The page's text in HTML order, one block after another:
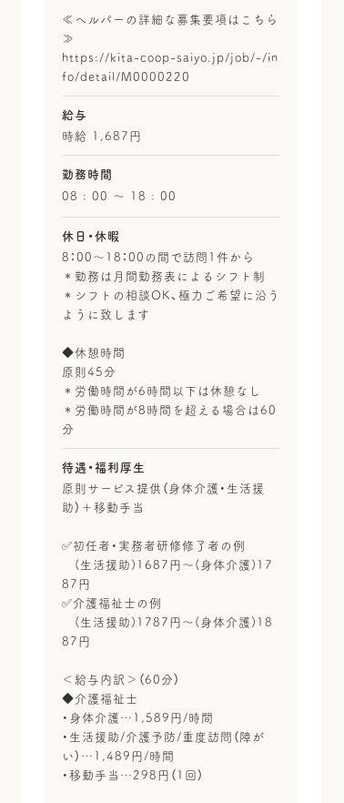
≪ヘルパーの詳細な募集要項はこちら
≫
https://kita-coop-saiyo.jp/job/-/in
fo/detail/M0000220
給与
時給 1,687円
勤務時間
08 : 00 〜 18 : 00
休日・休暇
8：00～18：00の間で訪問1件から
＊勤務は月間勤務表によるシフト制
＊シフトの相談OK、極力ご希望に沿う
ように致します
◆休憩時間
原則45分
＊労働時間が6時間以下は休憩なし
＊労働時間が8時間を超える場合は60
分
待遇・福利厚生
原則サービス提供（身体介護・生活援
助）＋移動手当
✅初任者・実務者研修修了者の例
(生活援助)1687円～(身体介護)17
87円
✅介護福祉士の例
(生活援助)1787円～(身体介護)18
87円
＜給与内訳＞（60分）
◆介護福祉士
・身体介護…1,589円/時間
・生活援助/介護予防/重度訪問（障が
い）…1,489円/時間
・移動手当…298円（1回）